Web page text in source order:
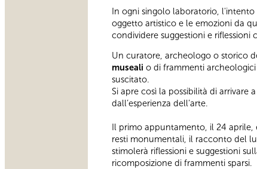
In ogni singolo laboratorio, l'intento
oggetto artistico e le emozioni da
condividere suggestioni e riflessioni
Un curatore, archeologo o storico
museali o di frammenti
suscitato.
Si apre così la possibilità di arrivare
dall’esperienza dell’arte.
Il primo appuntamento, il 24 aprile,
resti monumentali, il racconto del
stimolerà riflessioni e suggestioni
ricomposizione di frammenti sparsi.